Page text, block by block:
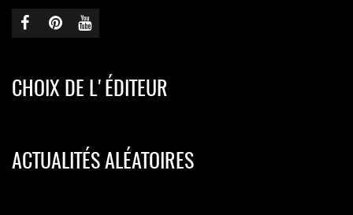
CHOIX DE L'ÉDITEUR
ACTUALITÉS ALÉATOIRES